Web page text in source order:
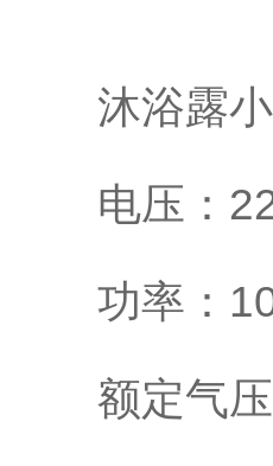
沐浴露
电压：
功率：
额定气